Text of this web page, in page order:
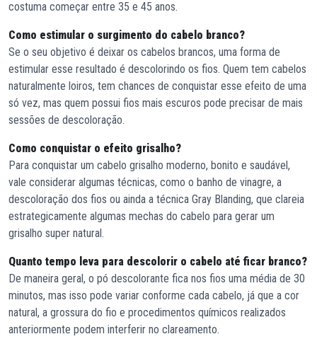
costuma começar entre 35 e 45 anos.
Como estimular o surgimento do cabelo branco?
Se o seu objetivo é deixar os cabelos brancos, uma forma de
estimular esse resultado é descolorindo os fios. Quem tem cabelos
naturalmente loiros, tem chances de conquistar esse efeito de uma
só vez, mas quem possui fios mais escuros pode precisar de mais
sessões de descoloração.
Como conquistar o efeito grisalho?
Para conquistar um cabelo grisalho moderno, bonito e saudável,
vale considerar algumas técnicas, como o banho de vinagre, a
descoloração dos fios ou ainda a técnica Gray Blanding, que clareia
estrategicamente algumas mechas do cabelo para gerar um
grisalho super natural.
Quanto tempo leva para descolorir o cabelo até ficar branco?
De maneira geral, o pó descolorante fica nos fios uma média de 30
minutos, mas isso pode variar conforme cada cabelo, já que a cor
natural, a grossura do fio e procedimentos químicos realizados
anteriormente podem interferir no clareamento.